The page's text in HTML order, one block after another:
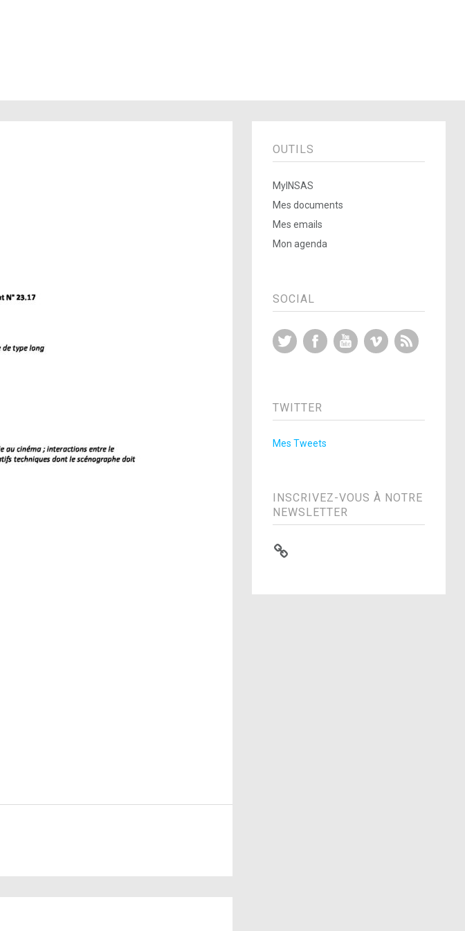
OUTILS
MyINSAS
Mes documents
Mes emails
Mon agenda
SOCIAL
Twitter FacebookYouTubeVimeo
TWITTER
Mes Tweets
INSCRIVEZ-VOUS À NOTRE
NEWSLETTER